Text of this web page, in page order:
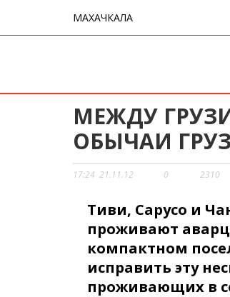
МАХАЧКАЛА
МЕЖДУ
ОБЫЧАИ
17:24 21.11.12 0 2310
Тиви, Сарусо и
проживают
компактном
исправить эту
проживающих в